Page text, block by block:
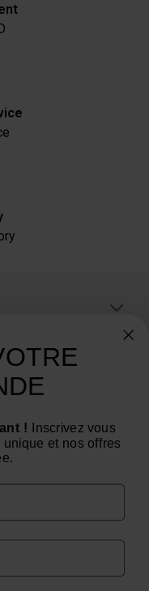
to Friday: from 9
! Inscrivez vous
et nos offres